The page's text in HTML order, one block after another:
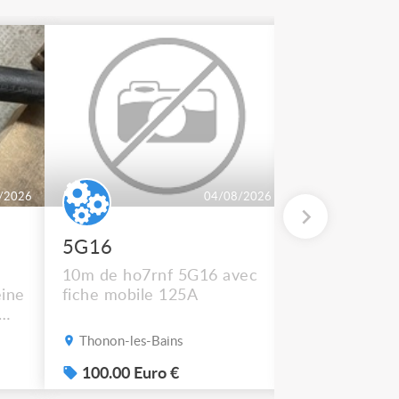
04/08/2026
5G16
10m de ho7rnf 5G16 avec
fiche mobile 125A
Thonon-les-Bains
100.00 Euro €